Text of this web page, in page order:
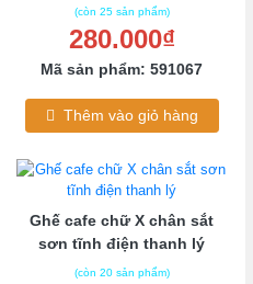
(còn 25 sản phẩm)
280.000₫
Mã sản phẩm: 591067
Thêm vào giỏ hàng
Ghế cafe chữ X chân sắt
sơn tĩnh điện thanh lý
(còn 20 sản phẩm)